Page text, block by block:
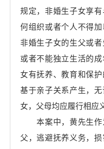
规定，非婚生子女享
何组织或者个人不得
非婚生子女的生父或
或者不能独立生活的
女有抚养、教育和保
基于亲子关系产生，
女，父母均应履行相应
本案中，黄先生作
父，逃避抚养义务，